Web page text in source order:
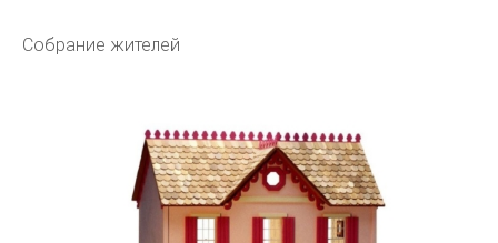
Собрание жителей